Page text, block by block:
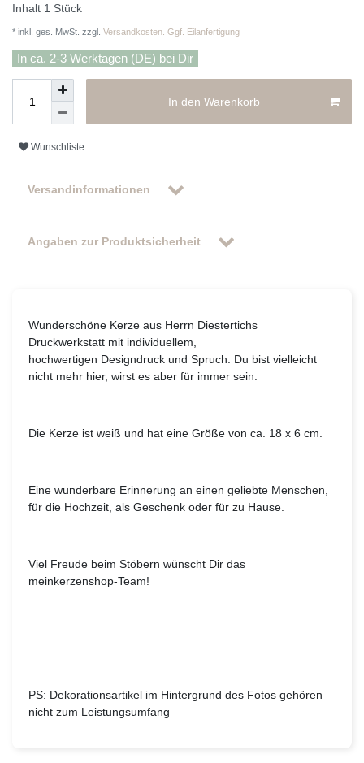
Inhalt 1 Stück
* inkl. ges. MwSt. zzgl. Versandkosten. Ggf. Eilanfertigung
In ca. 2-3 Werktagen (DE) bei Dir
In den Warenkorb
Wunschliste
Versandinformationen
Angaben zur Produktsicherheit
Wunderschöne Kerze aus Herrn Diestertichs
Druckwerkstatt mit individuellem,
hochwertigen Designdruck und Spruch: Du bist vielleicht
nicht mehr hier, wirst es aber für immer sein.
Die Kerze ist weiß und hat eine Größe von ca. 18 x 6 cm.
Eine wunderbare Erinnerung an einen geliebte Menschen,
für die Hochzeit, als Geschenk oder für zu Hause.
Viel Freude beim Stöbern wünscht Dir das
meinkerzenshop-Team!
PS: Dekorationsartikel im Hintergrund des Fotos gehören
nicht zum Leistungsumfang